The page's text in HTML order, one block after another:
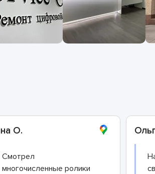
О.
Смотрел
многочисленные ролики